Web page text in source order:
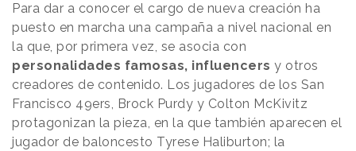
Para dar a conocer el cargo de nueva creación ha
puesto en marcha una campaña a nivel nacional en
la que, por primera vez, se asocia con
personalidades famosas, influencers y otros
creadores de contenido. Los jugadores de los San
Francisco 49ers, Brock Purdy y Colton McKivitz
protagonizan la pieza, en la que también aparecen el
jugador de baloncesto Tyrese Haliburton; la